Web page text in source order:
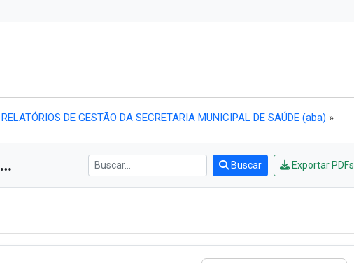
RELATÓRIOS DE GESTÃO DA SECRETARIA MUNICIPAL DE SAÚDE (aba) »
PLANO MUNICIPAL DE SAÚDE Buscar Exportar PDFs